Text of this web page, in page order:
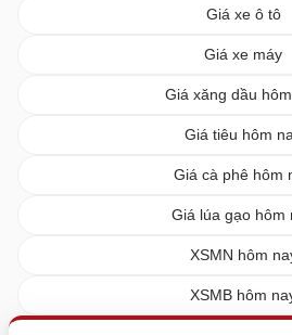
Giá xe ô tô
Giá xe máy
Giá xăng dầu
Giá tiêu hôm
Giá cà phê hôm
Giá lúa gạo hôm
XSMN hôm
XSMB hôm